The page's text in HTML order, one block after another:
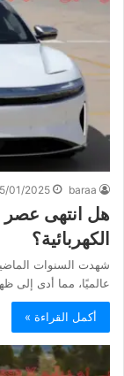
baraa
01/2025
هل انتهى عصر
الكهربائية؟
شهدت السنوات الماضية
عالميًا، مما أدى إلى
أكمل القراءة »